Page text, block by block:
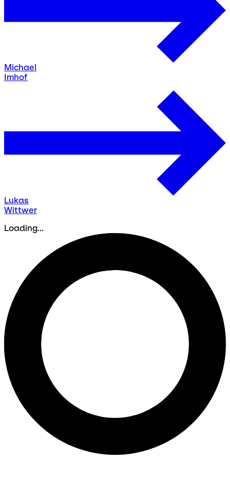
Michael
Imhof
Lukas
Wittwer
Loading...